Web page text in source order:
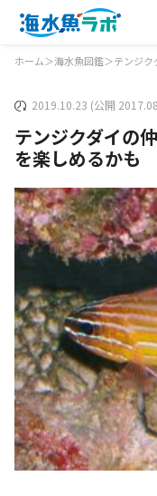
ホーム＞海水魚図鑑＞テンジク
2019.10.23 (公開
テンジクダイの
を楽しめるかも